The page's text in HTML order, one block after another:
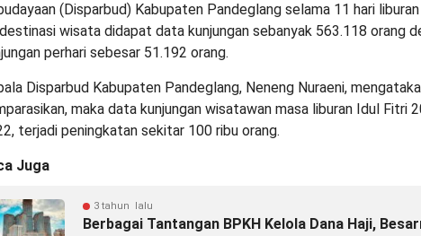
(Disparbud) Kabupaten Pandeglang selama 11 hari
wisata didapat data kunjungan sebanyak 563.118 orang
perhari sebesar 51.192 orang.
Disparbud Kabupaten Pandeglang, Neneng Nuraeni,
maka data kunjungan wisatawan masa liburan Idul Fitri
terjadi peningkatan sekitar 100 ribu orang.
Juga
3 tahun lalu
Berbagai Tantangan BPKH Kelola Dana Haji,